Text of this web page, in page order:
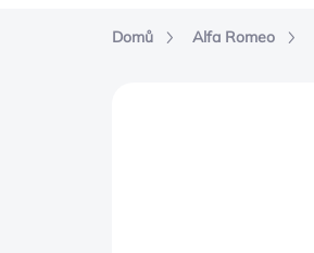
Domů Alfa Romeo